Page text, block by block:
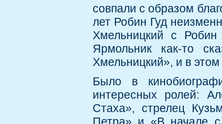
совпали с образом
лет Робин Гуд
Хмельницкий с
Ярмольник как-то
Хмельницкий», и в
Было в
интересных ролей:
Стаха», стрелец